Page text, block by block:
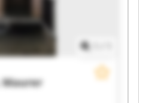
Maurer